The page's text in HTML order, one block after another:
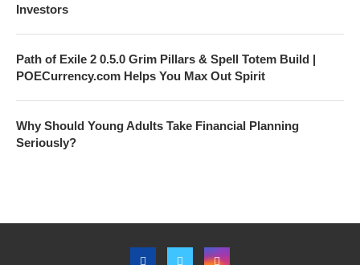
Investors
Path of Exile 2 0.5.0 Grim Pillars & Spell Totem Build |
POECurrency.com Helps You Max Out Spirit
Why Should Young Adults Take Financial Planning
Seriously?